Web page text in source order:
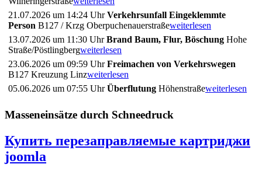
21.07.2026 um 14:24 UhrVerkehrsunfall Eingeklemmte
Person B127 / Krzg Oberpuchenauerstraßeweiterlesen
13.07.2026 um 11:30 UhrBrand Baum, Flur, Böschung Hohe
Straße/Pöstlingbergweiterlesen
23.06.2026 um 09:59 UhrFreimachen von Verkehrswegen
B127 Kreuzung Linzweiterlesen
05.06.2026 um 07:55 UhrÜberflutung Höhenstraßeweiterlesen
Masseneinsätze durch Schneedruck
Купить перезаправляемые картриджи
joomla